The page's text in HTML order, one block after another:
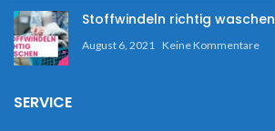
Stoffwindeln richtig waschen
August 6, 2021 Keine Kommentare
SERVICE